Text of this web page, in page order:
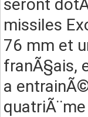
seront
missiles
76 mm et
franÃ§ais,
a